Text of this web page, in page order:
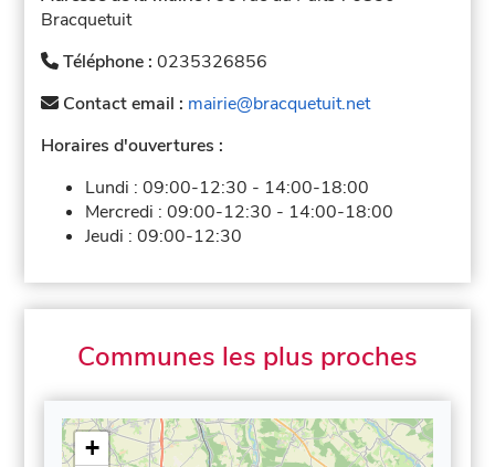
Bracquetuit
Téléphone :0235326856
Contact email : mairie@bracquetuit.net
Horaires d'ouvertures :
Lundi :09:00-12:30 - 14:00-18:00
Mercredi :09:00-12:30 - 14:00-18:00
Jeudi :09:00-12:30
Communes les plus proches
+